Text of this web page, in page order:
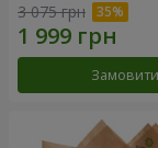
3 075 грн
Замовити